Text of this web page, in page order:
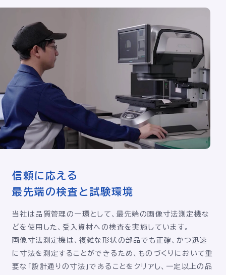
信頼に応える
最先端の検査と試験環境
当社は品質管理の一環として、最先端の画像寸法測定機な
どを使用した、受入資材への検査を実施しています。
画像寸法測定機は、複雑な形状の部品でも正確、かつ迅速
に寸法を測定することができるため、ものづくりにおいて重
要な「設計通りの寸法」であることをクリアし、一定以上の品